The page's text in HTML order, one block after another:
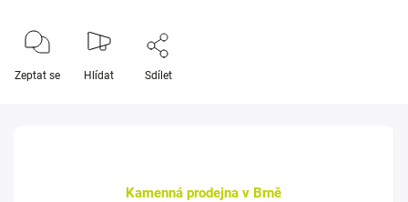
Zeptat se Hlídat Sdílet
Kamenná prodejna v Brně